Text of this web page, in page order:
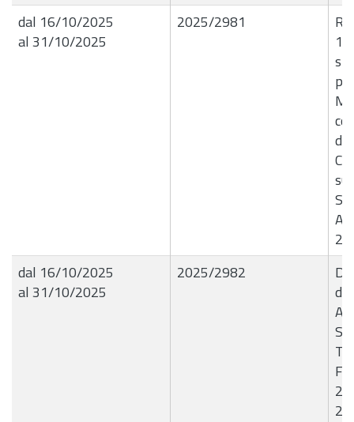
dal 16/10/2025
al 31/10/2025
2025/2981
dal 16/10/2025
al 31/10/2025
2025/2982